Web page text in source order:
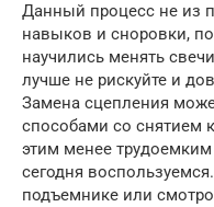
Данный процесс не из
навыков и сноровки,
научились менять
лучше не рискуйте и
Замена сцепления
способами со снятием
этим менее
сегодня
подъемнике или